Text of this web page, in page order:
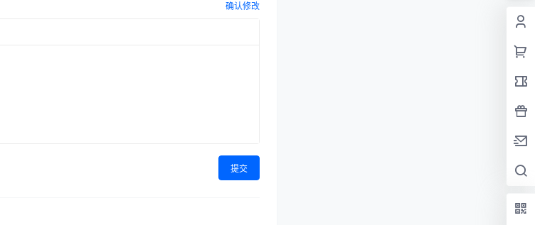
确认修改
提交